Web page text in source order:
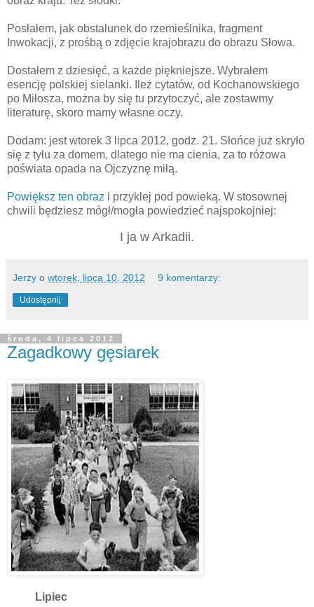
Posłałem, jak obstalunek do rzemieślnika, fragment
Inwokacji, z prośbą o zdjęcie krajobrazu do obrazu Słowa.
Dostałem z dziesięć, a każde piękniejsze. Wybrałem
esencję polskiej sielanki. Ileż cytatów, od Kochanowskiego
po Miłosza, można by się tu przytoczyć, ale zostawmy
literaturę, skoro mamy własne oczy.
Dodam: jest wtorek 3 lipca 2012, godz. 21. Słońce już skryło
się z tyłu za domem, dlatego nie ma cienia, za to różowa
poświata opada na Ojczyznę miłą.
Powiększ ten obraz i przyklej pod powieką. W stosownej
chwili będziesz mógł/mogła powiedzieć najspokojniej:
I ja w Arkadii.
Jerzy o wtorek, lipca 10, 2012 9 komentarzy:
Udostępnij
środa, 4 lipca 2012
Zagadkowy gęsiarek
Lipiec